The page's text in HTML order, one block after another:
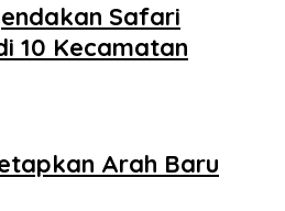
Safari
10 Kecamatan
Arah Baru